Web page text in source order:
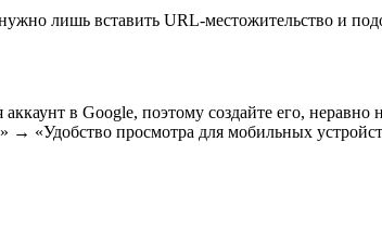
лишь вставить URL-местожительство и
в Google, поэтому создайте его,
«Удобство просмотра для мобильных